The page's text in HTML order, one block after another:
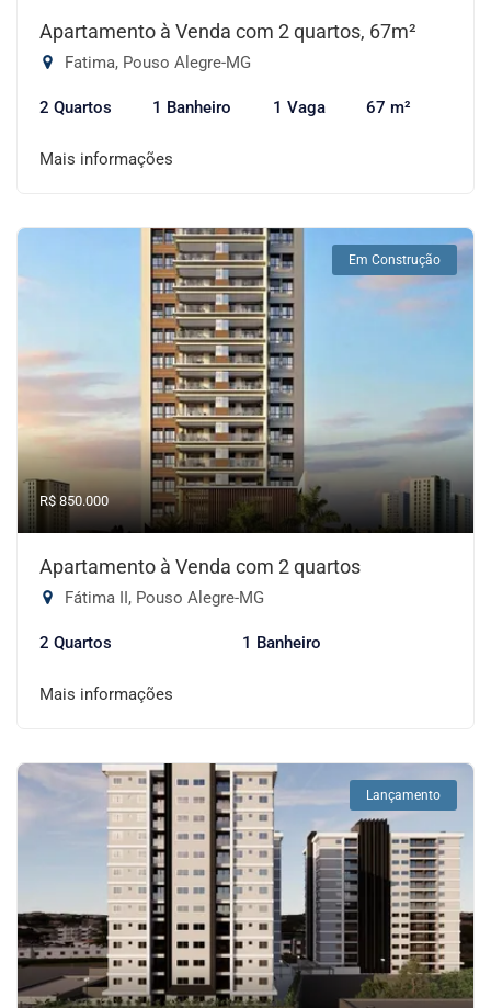
Apartamento à Venda com 2 quartos, 67m²
Fatima, Pouso Alegre-MG
2 Quartos 1 Banheiro 1 Vaga 67 m²
Mais informações
Em Construção
R$ 850.000
Apartamento à Venda com 2 quartos
Fátima II, Pouso Alegre-MG
2 Quartos 1 Banheiro
Mais informações
Lançamento